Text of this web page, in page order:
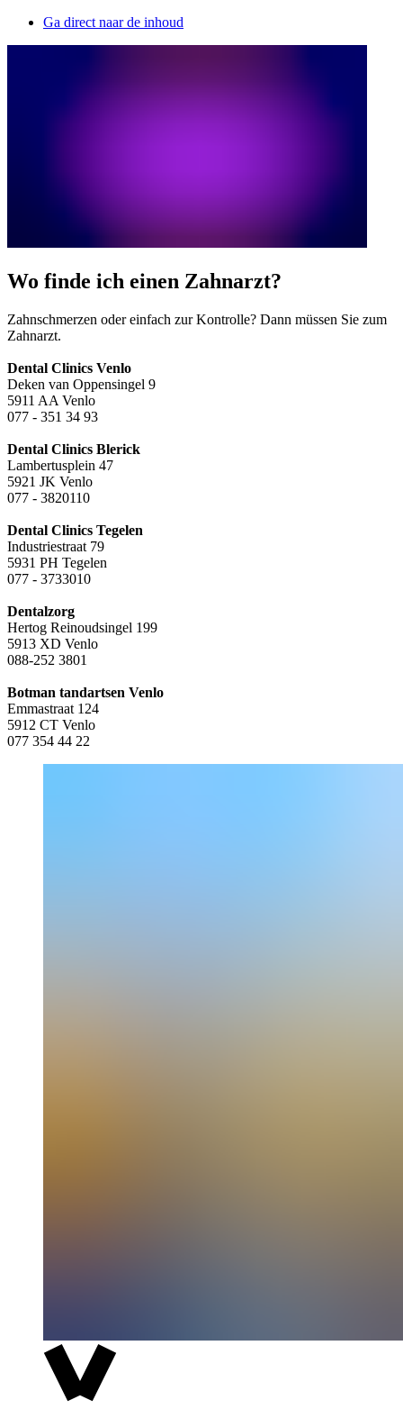
Ga direct naar de inhoud
Wo finde ich einen Zahnarzt?
Zahnschmerzen oder einfach zur Kontrolle? Dann müssen Sie zum
Zahnarzt.
Dental Clinics Venlo
Deken van Oppensingel 9
5911 AA Venlo
077 - 351 34 93
Dental Clinics Blerick
Lambertusplein 47
5921 JK Venlo
077 - 3820110
Dental Clinics Tegelen
Industriestraat 79
5931 PH Tegelen
077 - 3733010
Dentalzorg
Hertog Reinoudsingel 199
5913 XD Venlo
088-252 3801
Botman tandartsen Venlo
Emmastraat 124
5912 CT Venlo
077 354 44 22